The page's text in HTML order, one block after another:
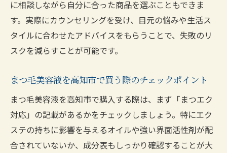
に相談しながら自分に合った商品を選ぶこともできま
す。実際にカウンセリングを受け、目元の悩みや生活ス
タイルに合わせたアドバイスをもらうことで、失敗のリ
スクを減らすことが可能です。
まつ毛美容液を高知市で買う際のチェックポイント
まつ毛美容液を高知市で購入する際は、まず「まつエク
対応」の記載があるかをチェックしましょう。特にエク
ステの持ちに影響を与えるオイルや強い界面活性剤が配
合されていないか、成分表もしっかり確認することが大